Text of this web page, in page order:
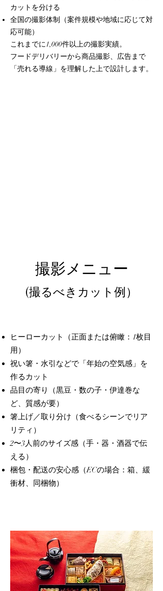
カットを分ける
全国の撮影体制（案件規模や地域に応じて対
応可能）
これまでに1,000件以上の撮影実績。
フードデリバリーから商品撮影、広告まで
「売れる導線」を理解した上で設計します。
撮影メニュー
(撮るべきカット例）
ヒーローカット（正面または俯瞰：1枚目
用）
祝い箸・水引などで「年始の空気感」を
作るカット
品目の寄り（黒豆・数の子・伊達巻な
ど、質感が要）
箸上げ／取り分け（食べるシーンでリア
リティ）
2〜3人前のサイズ感（手・器・酒器で伝
える）
梱包・配送の安心感（ECの場合：箱、緩
衝材、同梱物）